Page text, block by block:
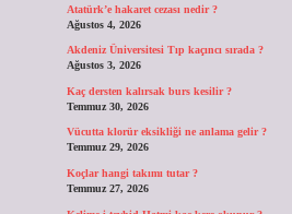
Atatürk’e hakaret cezası nedir ?
Ağustos 4, 2026
Akdeniz Üniversitesi Tıp kaçıncı sırada ?
Ağustos 3, 2026
Kaç dersten kalırsak burs kesilir ?
Temmuz 30, 2026
Vücutta klorür eksikliği ne anlama gelir ?
Temmuz 29, 2026
Koçlar hangi takımı tutar ?
Temmuz 27, 2026